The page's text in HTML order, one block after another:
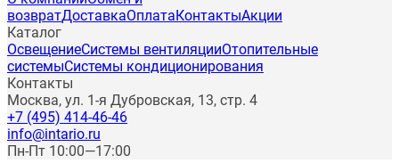
возвратДоставкаОплатаКонтактыАкции
Каталог
ОсвещениеСистемы вентиляцииОтопительные
системыСистемы кондиционирования
Контакты
Москва, ул. 1-я Дубровская, 13, стр. 4
+7 (495) 414-46-46
info@intario.ru
Пн-Пт 10:00—17:00